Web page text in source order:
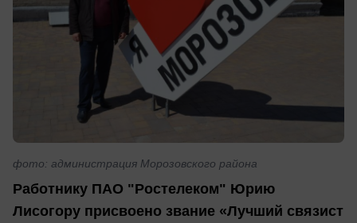
фото: администрация Морозовского района
Работнику ПАО "Ростелеком" Юрию
Лисогору присвоено звание «Лучший связист